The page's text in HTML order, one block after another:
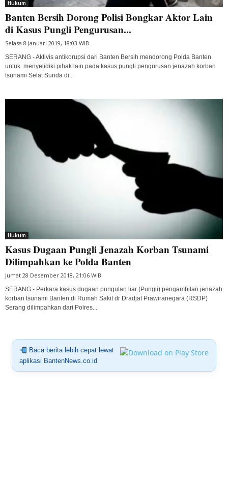
Hukum
Banten Bersih Dorong Polisi Bongkar Aktor Lain
di Kasus Pungli Pengurusan...
Selasa 8 Januari 2019, 18:03 WIB
SERANG - Aktivis antikorupsi dari Banten Bersih mendorong Polda Banten
untuk menyelidiki pihak lain pada kasus pungli pengurusan jenazah korban
tsunami Selat Sunda di...
Hukum
Kasus Dugaan Pungli Jenazah Korban Tsunami
Dilimpahkan ke Polda Banten
Jumat 28 Desember 2018, 21:06 WIB
SERANG - Perkara kasus dugaan pungutan liar (Pungli) pengambilan jenazah
korban tsunami Banten di Rumah Sakit dr Dradjat Prawiranegara (RSDP)
Serang dilimpahkan dari Polres...
Baca berita lebih cepat lewat
aplikasi BantenNews.co.id